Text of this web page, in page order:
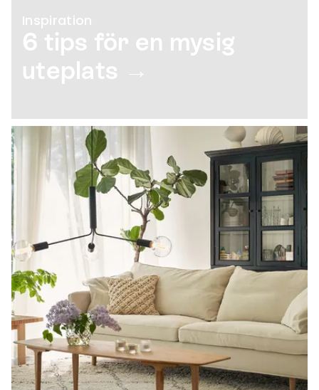
Inspiration
6 tips för en mysig
uteplats →